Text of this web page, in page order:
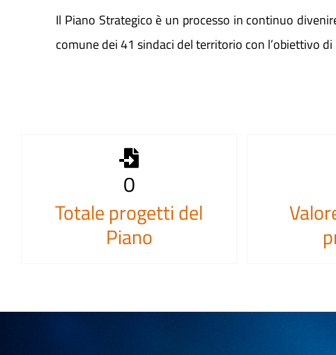
Il Piano Strategico è un processo in continuo
comune dei 41 sindaci del territorio con l’obiettivo
0
Totale progetti del
Piano